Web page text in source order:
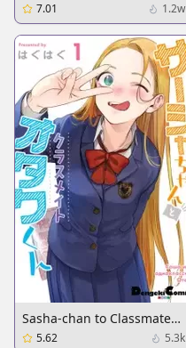
7.01 1.2w
Sasha-chan to Classmate
Otaku-kun
5.62 5.3k